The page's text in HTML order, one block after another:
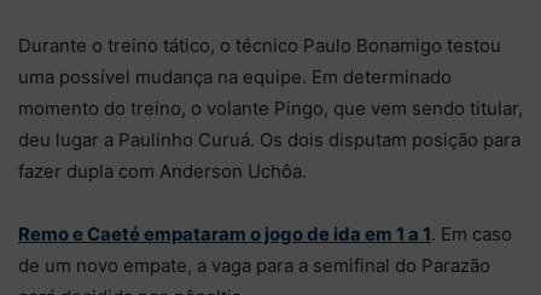
Durante o treino tático, o técnico Paulo Bonamigo testou
uma possível mudança na equipe. Em determinado
momento do treino, o volante Pingo, que vem sendo titular,
deu lugar a Paulinho Curuá. Os dois disputam posição para
fazer dupla com Anderson Uchôa.
Remo e Caeté empataram o jogo de ida em 1 a 1. Em caso
de um novo empate, a vaga para a semifinal do Parazão